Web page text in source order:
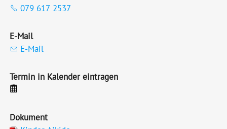
079 617 2537
E-Mail
E-Mail
Termin in Kalender eintragen
Dokument